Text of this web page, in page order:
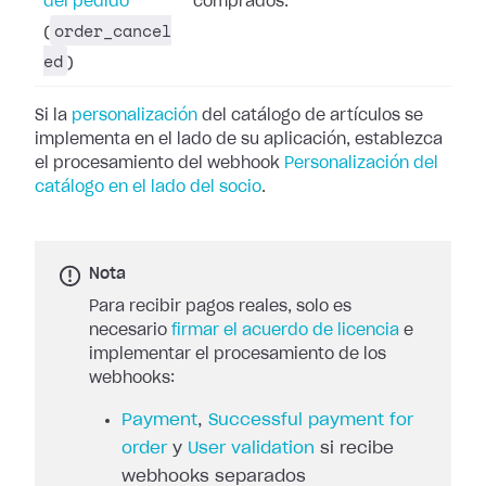
( order_cancel
ed )
Si la personalización del catálogo de artículos se
implementa en el lado de su aplicación, establezca
el procesamiento del webhook Personalización del
catálogo en el lado del socio.
Nota
Para recibir pagos reales, solo es
necesario firmar el acuerdo de licencia e
implementar el procesamiento de los
webhooks:
Payment, Successful payment for
ordery User validation si recibe
webhooks separados